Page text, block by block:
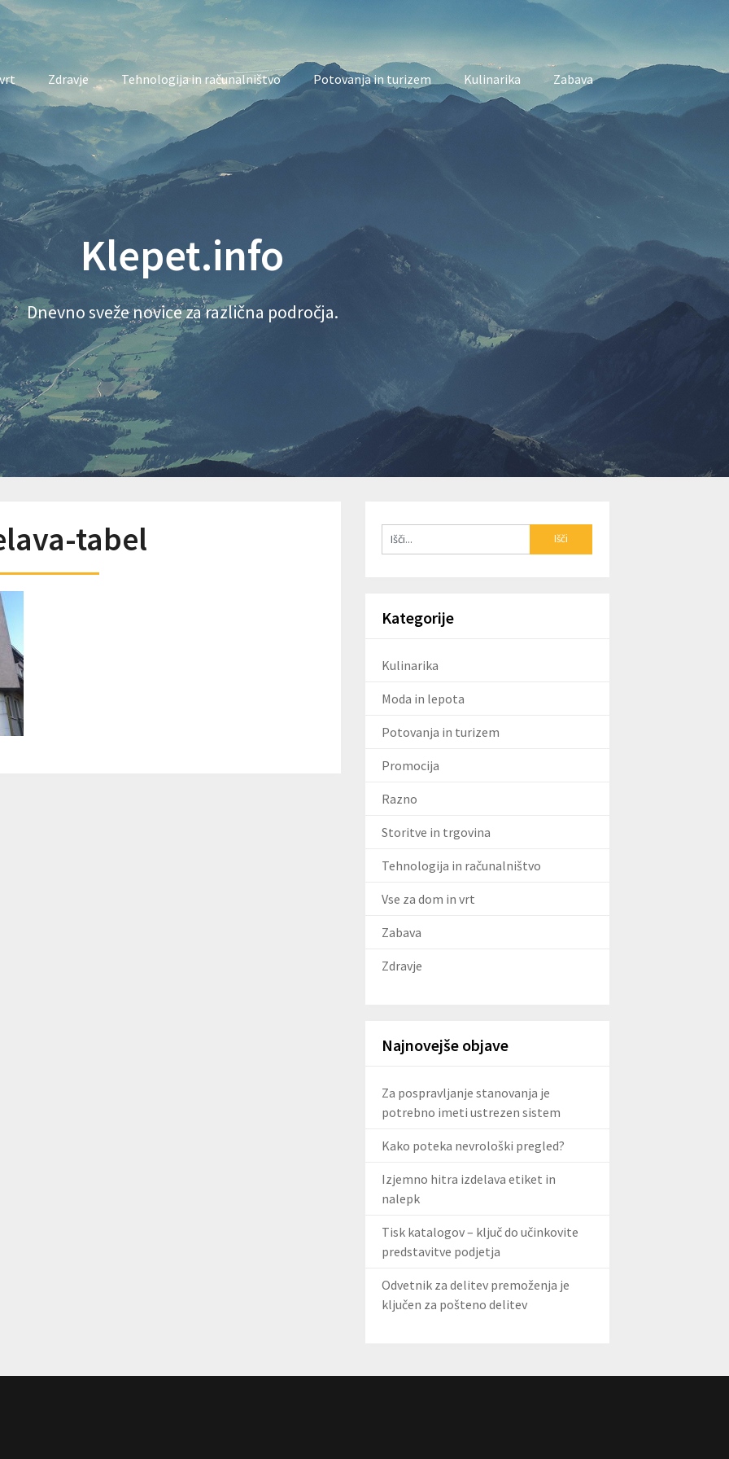
Zdravje Tehnologija in računalništvo Potovanja in turizem Kulinarika Zabava
Klepet.info
Dnevno sveže novice za različna področja.
tabel
Kategorije
Kulinarika
Moda in lepota
Potovanja in turizem
Promocija
Razno
Storitve in trgovina
Tehnologija in računalništvo
Vse za dom in vrt
Zabava
Zdravje
Najnovejše objave
Za pospravljanje stanovanja je
potrebno imeti ustrezen sistem
Kako poteka nevrološki pregled?
Izjemno hitra izdelava etiket in
nalepk
Tisk katalogov – ključ do učinkovite
predstavitve podjetja
Odvetnik za delitev premoženja je
ključen za pošteno delitev